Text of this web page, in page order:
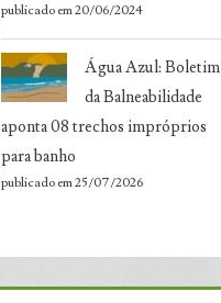
publicado em 20/06/2024
Água Azul: Boletim
da Balneabilidade
aponta 08 trechos impróprios
para banho
publicado em 25/07/2026